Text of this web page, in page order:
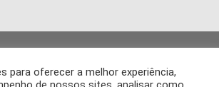
reservados.
para oferecer a melhor experiência,